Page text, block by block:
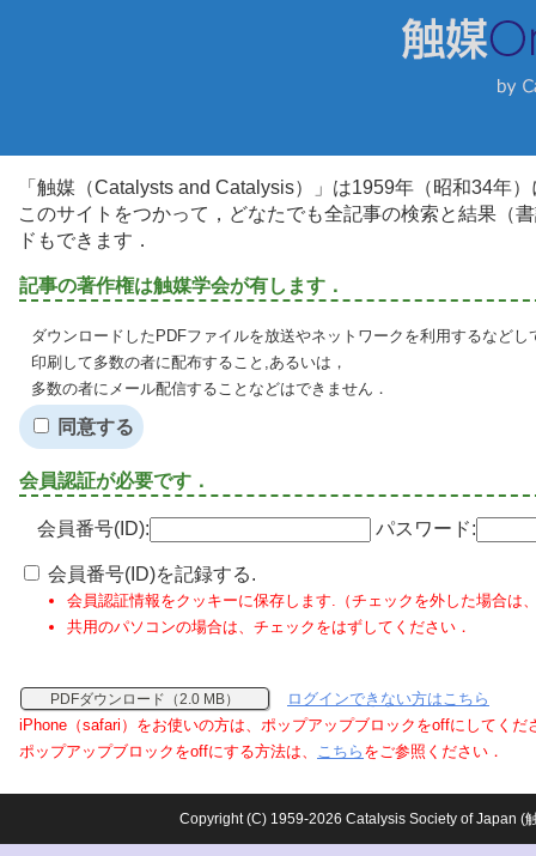
「触媒（Catalysts and Catalysis）」は1959年（昭和34年
このサイトをつかって，どなたでも全記事の検索と結果（
ドもできます．
記事の著作権は触媒学会が有します．
ダウンロードしたPDFファイルを放送やネットワークを利用するなど
印刷して多数の者に配布すること,あるいは，
多数の者にメール配信することなどはできません．
同意する
会員認証が必要です．
会員番号(ID): パスワード:
会員番号(ID)を記録する.
会員認証情報をクッキーに保存します.（チェックを外した場合は
共用のパソコンの場合は、チェックをはずしてください．
PDFダウンロード（2.0 MB）
ログインできない方はこちら
iPhone（safari）をお使いの方は、ポップアップブロックをoffにしてくだ
ポップアップブロックをoffにする方法は、 こちら をご参照ください．
Copyright (C) 1959-2026 Catalysis Society of Japan (